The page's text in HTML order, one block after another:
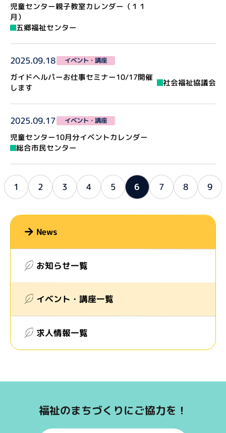
児童センター親子教室カレンダー（１１
月）
五郷福祉センター
2025.09.18 イベント・講座
ガイドヘルパーお仕事セミナー10/17開催
します 社会福祉協議会
2025.09.17 イベント・講座
児童センター10月分イベントカレンダー
総合市民センター
1 2 3 4 5 6 7 8 9
News
お知らせ一覧
イベント・講座一覧
求人情報一覧
福祉のまちづくりにご協力を！